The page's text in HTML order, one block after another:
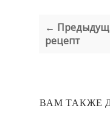
←
рецепт
ВАМ ТАКЖЕ